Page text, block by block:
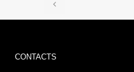
CONTACTS